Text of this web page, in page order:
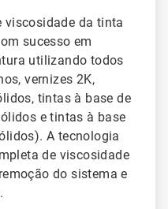
viscosidade da tinta
sucesso em
utilizando todos
vernizes 2K,
tintas à base de
e tintas à base
A tecnologia
de viscosidade
do sistema e